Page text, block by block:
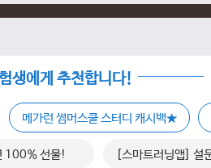
생에게 추천합니다!
메가런 썸머스쿨 스터디 캐시백★
100% 선물! [스마트러닝앱]